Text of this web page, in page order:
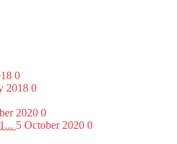
0
2018 0
2020 0
5 October 2020 0